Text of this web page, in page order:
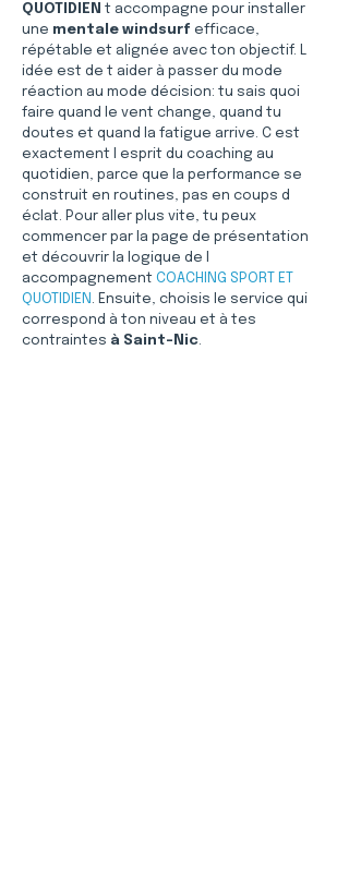
QUOTIDIEN t accompagne pour installer
une mentale windsurf efficace,
répétable et alignée avec ton objectif. L
idée est de t aider à passer du mode
réaction au mode décision: tu sais quoi
faire quand le vent change, quand tu
doutes et quand la fatigue arrive. C est
exactement l esprit du coaching au
quotidien, parce que la performance se
construit en routines, pas en coups d
éclat. Pour aller plus vite, tu peux
commencer par la page de présentation
et découvrir la logique de l
accompagnement COACHING SPORT ET
QUOTIDIEN . Ensuite, choisis le service qui
correspond à ton niveau et à tes
contraintes à Saint-Nic.